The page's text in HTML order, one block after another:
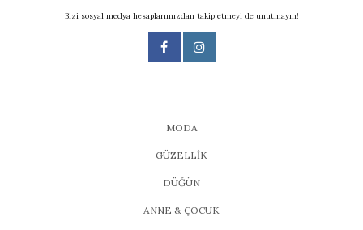
Bizi sosyal medya hesaplarımızdan takip etmeyi de unutmayın!
MODA
GÜZELLİK
DÜĞÜN
ANNE & ÇOCUK